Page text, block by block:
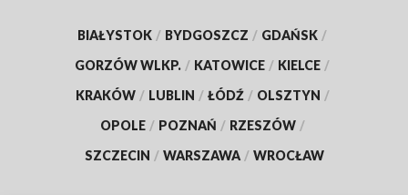
BIAŁYSTOK / BYDGOSZCZ / GDAŃSK /
GORZÓW WLKP. / KATOWICE / KIELCE /
KRAKÓW / LUBLIN / ŁÓDŹ / OLSZTYN /
OPOLE / POZNAŃ / RZESZÓW /
SZCZECIN / WARSZAWA / WROCŁAW